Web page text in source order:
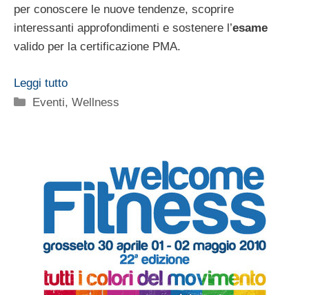
per conoscere le nuove tendenze, scoprire
interessanti approfondimenti e sostenere l’esame
valido per la certificazione PMA.
Leggi tutto
Categorie
Eventi,Wellness